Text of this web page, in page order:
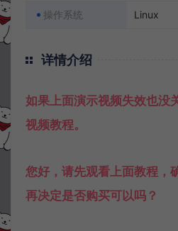
操作系统 Linux
详情介绍
如果上面演示视频失效也没
视频教程。
您好，请先观看上面教程，
再决定是否购买可以吗？